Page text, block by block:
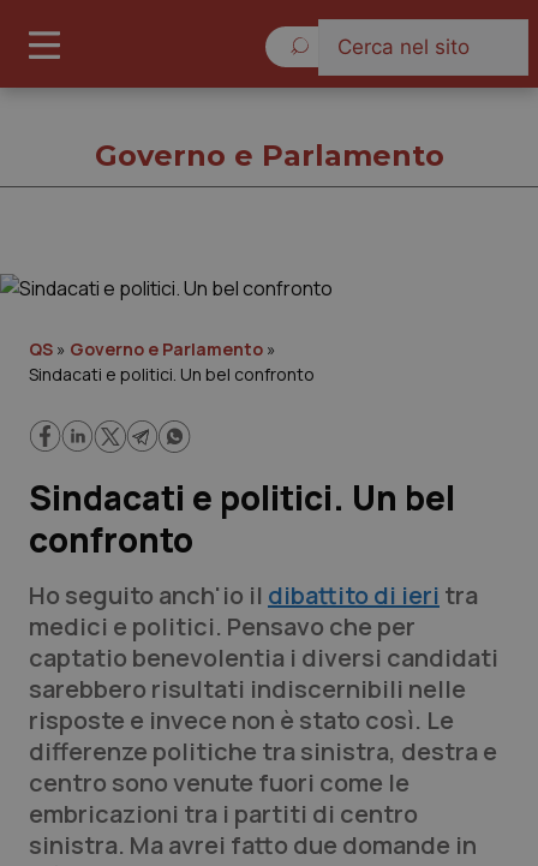
Cronache
Lavoro e Professioni
Scienza e Farmaci
Studi e Analisi
Lettere al direttore
Edizioni Regionali
QS Pro
Governo e Parlamento
QS » Governo e Parlamento »
Sindacati e politici. Un bel confronto
Sindacati e politici. Un bel
confronto
Ho seguito anch'io il dibattito di ieri tra
medici e politici. Pensavo che per
captatio benevolentia i diversi candidati
sarebbero risultati indiscernibili nelle
risposte e invece non è stato così. Le
differenze politiche tra sinistra, destra e
centro sono venute fuori come le
embricazioni tra i partiti di centro
sinistra. Ma avrei fatto due domande in